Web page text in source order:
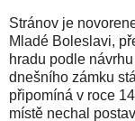
Stránov je
Mladé Boleslavi,
hradu podle
dnešního zámku
připomíná v roce
místě nechal